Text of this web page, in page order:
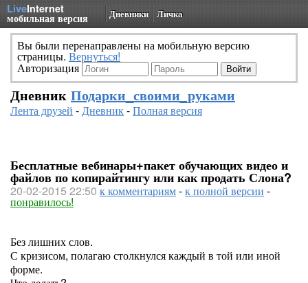
LiveInternet
мобильная версия Дневники Личка
Вы были перенаправлены на мобильную версию
страницы. Вернуться!
Авторизация
Дневник Подарки_своими_руками
Лента друзей -Дневник-Полная версия
Бесплатные вебинары+пакет обучающих видео и
файлов по копирайтингу или как продать Слона?
20-02-2015 22:50 к комментариям-к полной версии -
понравилось!
Без лишних слов.
С кризисом, полагаю столкнулся каждый в той или иной
форме.